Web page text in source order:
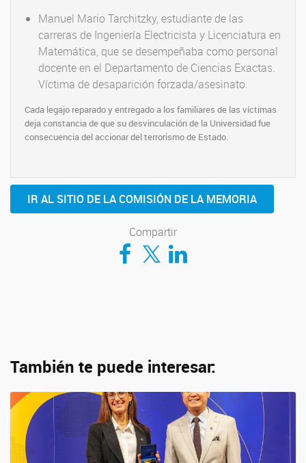
Manuel Mario Tarchitzky, estudiante de las
carreras de Ingeniería Electricista y Licenciatura en
Matemática, que se desempeñaba como personal
docente en el Departamento de Ciencias Exactas.
Víctima de desaparición forzada/asesinato.
Cada legajo reparado y entregado a los familiares de las víctimas
deja constancia de que su desvinculación de la Universidad fue
consecuencia del accionar del terrorismo de Estado.
IR AL SITIO DE LA COMISIÓN DE LA MEMORIA
Compartir
Compartir en Facebook
Compartir en TwitterCompartir en LinkedIn
También te puede interesar: